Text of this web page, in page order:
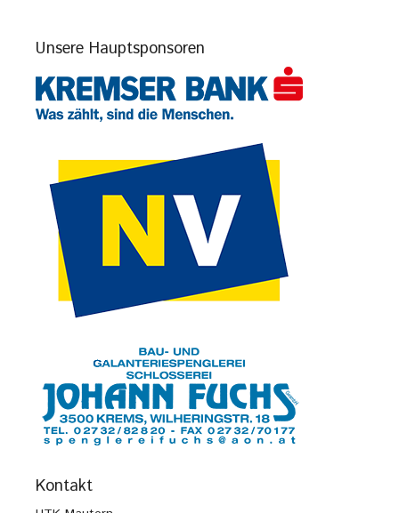
Unsere Hauptsponsoren
Kontakt